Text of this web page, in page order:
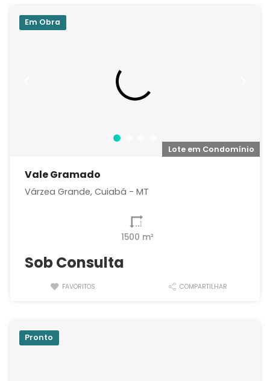
Lote em Condomínio
Em Obra
Vale Gramado
Várzea Grande, Cuiabá - MT
1500 m²
Sob Consulta
FAVORITOS COMPARTILHAR
Pronto